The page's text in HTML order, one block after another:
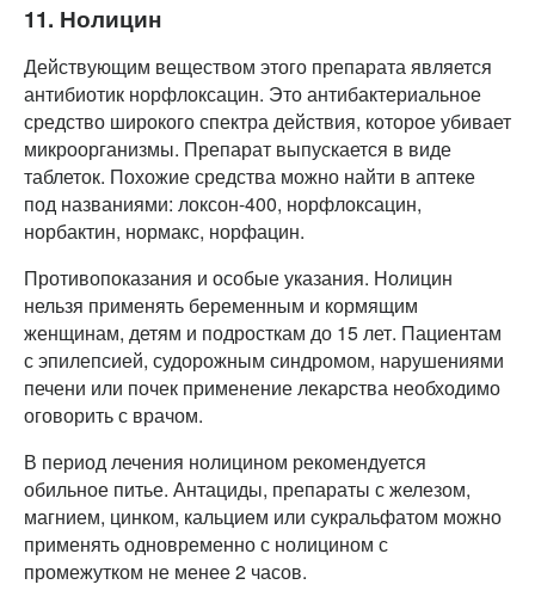
11. Нолицин
Действующим веществом этого препарата является
антибиотик норфлоксацин. Это антибактериальное
средство широкого спектра действия, которое убивает
микроорганизмы. Препарат выпускается в виде
таблеток. Похожие средства можно найти в аптеке
под названиями: локсон-400, норфлоксацин,
норбактин, нормакс, норфацин.
Противопоказания и особые указания. Нолицин
нельзя применять беременным и кормящим
женщинам, детям и подросткам до 15 лет. Пациентам
с эпилепсией, судорожным синдромом, нарушениями
печени или почек применение лекарства необходимо
оговорить с врачом.
В период лечения нолицином рекомендуется
обильное питье. Антациды, препараты с железом,
магнием, цинком, кальцием или сукральфатом можно
применять одновременно с нолицином с
промежутком не менее 2 часов.